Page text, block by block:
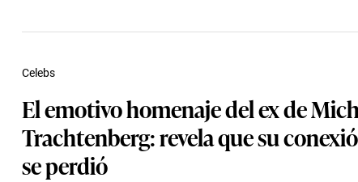
El emotivo homenaje del ex de
Trachtenberg: revela que su
se perdió
Celebs